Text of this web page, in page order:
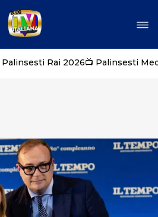
Palinsesti Rai 2026📺 Palinsesti